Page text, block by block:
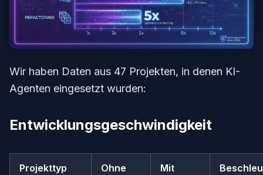
Wir haben Daten aus 47 Projekten, in denen KI-
Agenten eingesetzt wurden:
Entwicklungsgeschwindigkeit
Projekttyp
Ohne
Mit